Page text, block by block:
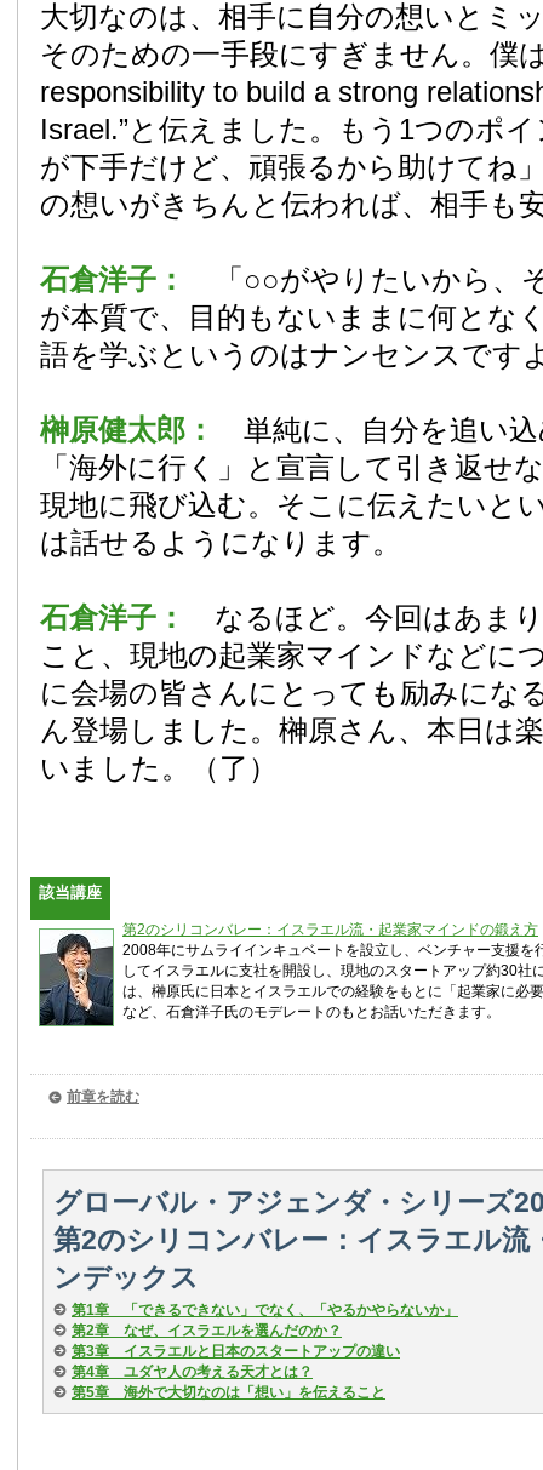
大切なのは、相手に自分の想いとミ
そのための一手段にすぎません。僕
responsibility to build a strong
Israel.”と伝えました。もう1つのポ
が下手だけど、頑張るから助けてね
の想いがきちんと伝われば、相手も
石倉洋子：
「○○がやりたいから、
が本質で、目的もないままに何とな
語を学ぶというのはナンセンスです
榊原健太郎： 単純に、自分を追い
「海外に行く」と宣言して引き返せ
現地に飛び込む。そこに伝えたいと
は話せるようになります。
石倉洋子： なるほど。今回はあま
こと、現地の起業家マインドなどに
に会場の皆さんにとっても励みにな
ん登場しました。榊原さん、本日は
いました。（了）
該当講座
第2のシリコンバレー：イスラエル流・起業家マインドの鍛え方
2008年にサムライインキュベートを設立し、ベンチャー支援
してイスラエルに支社を開設し、現地のスタートアップ約30
は、榊原氏に日本とイスラエルでの経験をもとに「起業家に必
など、石倉洋子氏のモデレートのもとお話いただきます。
前章を読む
グローバル・アジェンダ・シリーズ
第2のシリコンバレー：イスラエル流
ンデックス
第1章 「できるできない」でなく、「やるかやらないか」
第2章 なぜ、イスラエルを選んだのか？
第3章 イスラエルと日本のスタートアップの違い
第4章 ユダヤ人の考える天才とは？
第5章 海外で大切なのは「想い」を伝えること